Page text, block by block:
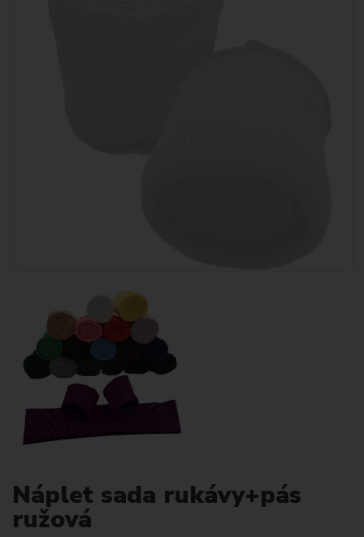
Náplet sada rukávy+pás
ružová